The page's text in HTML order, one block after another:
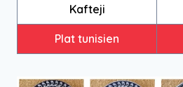
Kafteji
Plat tunisien